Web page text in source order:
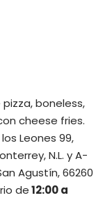
pizza, boneless,
cheese fries.
Leones 99,
N.L. y A-
Agustín, 66260
de12:00 a